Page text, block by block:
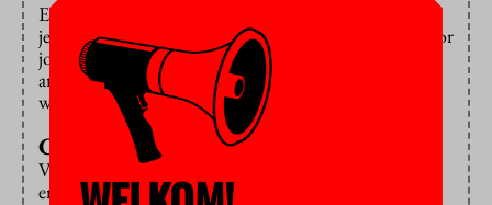
Er moet een nationale aanpak van de
jeugdwerkeloosheid komen, met speciale aandacht voor
jongeren met een biculturele achtergrond of een
arbeidsbeperking. Verder willen ze een wet die het
welzijn van toekomstige generaties borgt.
Compensatie
Voor het hoger onderwijs bepleiten ze “waar mogelijk
en noodzakelijk” het hervatten van het fysieke